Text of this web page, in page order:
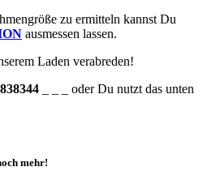
zu ermitteln kannst Du
ausmessen lassen.
Laden verabreden!
_ _ _ oder Du nutzt das unten
mehr!